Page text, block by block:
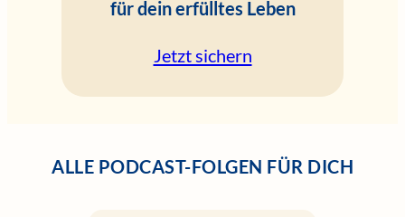
für dein erfülltes Leben
Jetzt sichern
ALLE PODCAST-FOLGEN FÜR DICH